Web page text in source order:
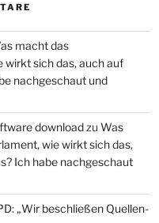
macht das
wirkt sich das, auch auf
nachgeschaut und
downloadzu Was
wie wirkt sich das,
Ich habe nachgeschaut
„Wir beschließen Quellen-